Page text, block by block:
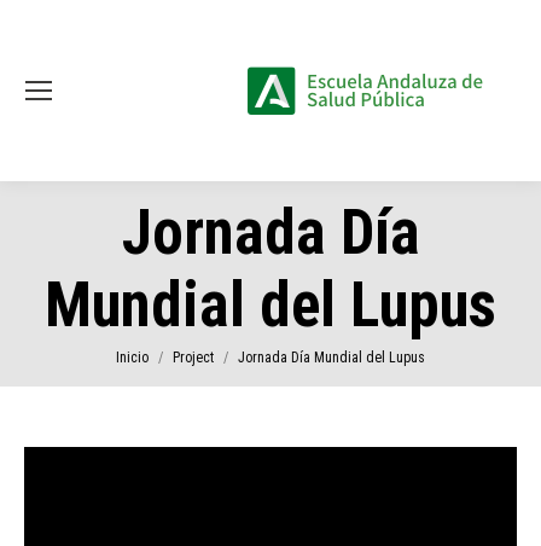
Jornada Día
Mundial del Lupus
Estás aquí:
Inicio Project Jornada Día Mundial del Lupus